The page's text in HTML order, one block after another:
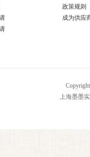
政策规则
成为供应
上海墨墨